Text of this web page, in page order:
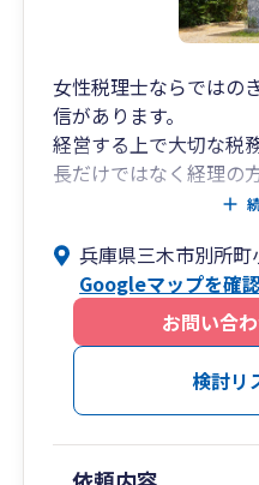
女性税理士ならではの
信があります。
経営する上で大切な税
長だけではなく経理の
にアドバイスを行いま
強みです。
兵庫県三木市別所
Googleマップを確
お問い合
検討リ